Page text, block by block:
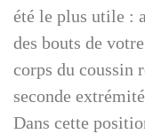
été le plus utile :
des bouts de
corps du coussin
seconde
Dans cette